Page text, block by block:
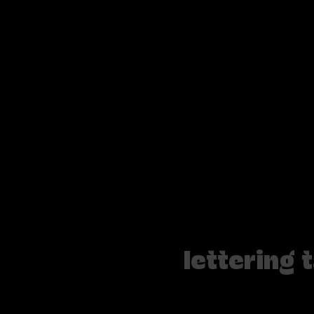
lettering